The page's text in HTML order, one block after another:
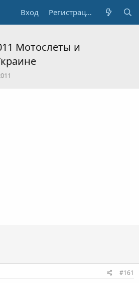
Вход Регистрация
Мотослеты и
#161